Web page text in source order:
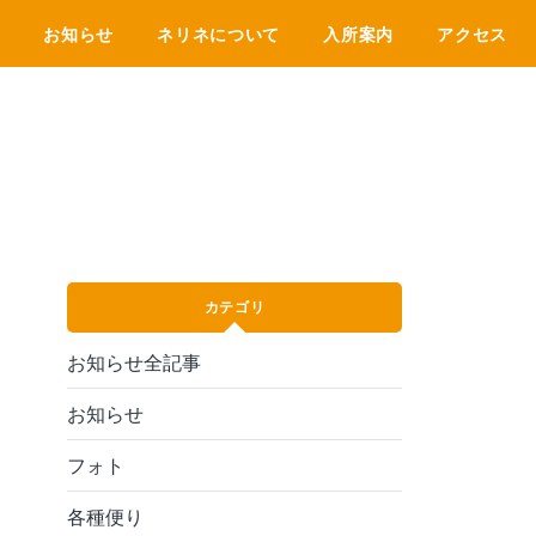
お知らせ ネリネについて 入所案内 アクセス
カテゴリ
お知らせ全記事
お知らせ
フォト
各種便り